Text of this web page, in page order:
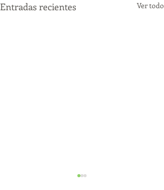
Entradas recientes Ver todo